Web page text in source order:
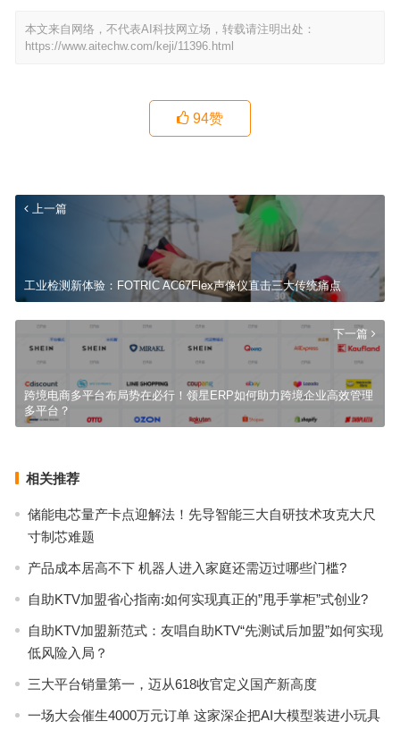
本文来自网络，不代表AI科技网立场，转载请注明出处：
https://www.aitechw.com/keji/11396.html
94赞
上一篇
工业检测新体验：FOTRIC AC67Flex声像仪直击三大传统痛点
下一篇
跨境电商多平台布局势在必行！领星ERP如何助力跨境企业高效管理
多平台？
相关推荐
储能电芯量产卡点迎解法！先导智能三大自研技术攻克大尺
寸制芯难题
产品成本居高不下 机器人进入家庭还需迈过哪些门槛?
自助KTV加盟省心指南:如何实现真正的”甩手掌柜”式创业?
自助KTV加盟新范式：友唱自助KTV“先测试后加盟”如何实现
低风险入局？
三大平台销量第一，迈从618收官定义国产新高度
一场大会催生4000万元订单 这家深企把AI大模型装进小玩具